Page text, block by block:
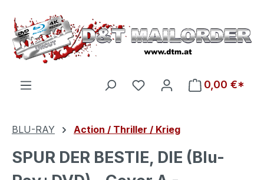
Zum Hauptinhalt springen
Du hast 0 Produkte auf
0,00 €*
BLU-RAY Action / Thriller / Krieg
SPUR DER BESTIE, DIE (Blu-